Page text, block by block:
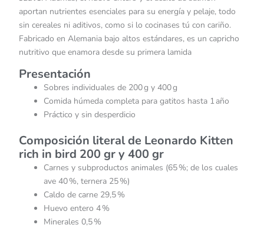
aportan nutrientes esenciales para su energía y pelaje, todo
sin cereales ni aditivos, como si lo cocinases tú con cariño.
Fabricado en Alemania bajo altos estándares, es un capricho
nutritivo que enamora desde su primera lamida
Presentación
Sobres individuales de 200 g y 400 g
Comida húmeda completa para gatitos hasta 1 año
Práctico y sin desperdicio
Composición literal de Leonardo Kitten
rich in bird 200 gr y 400 gr
Carnes y subproductos animales (65 %; de los cuales
ave 40 %, ternera 25 %)
Caldo de carne 29,5 %
Huevo entero 4 %
Minerales 0,5 %